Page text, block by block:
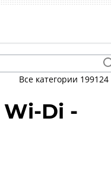
Все категории 199124
Di -